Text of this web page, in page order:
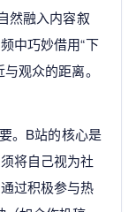
然融入内容叙
中巧妙借用“下
观众的距离。
。B站的核心是
将自己视为社
过积极参与热